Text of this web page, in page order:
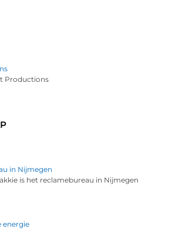
Productions
in Nijmegen
is het reclamebureau in Nijmegen
energie